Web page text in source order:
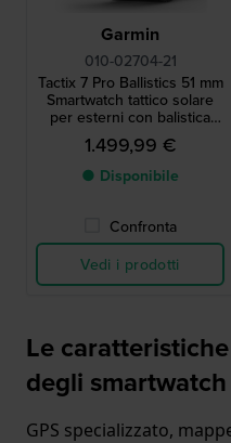
Garmin
010-02704-21
Tactix 7 Pro Ballistics 51 mm
Smartwatch tattico solare
per esterni con balistica
applicata
1.499,99 €
● Disponibile
Confronta
Vedi i prodotti
Le
degli
GPS specializzato,